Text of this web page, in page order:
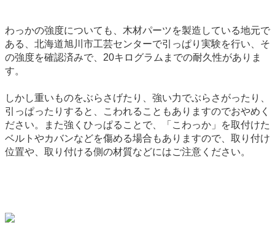
わっかの強度についても、木材パーツを製造している地元で
ある、北海道旭川市工芸センターで引っぱり実験を行い、そ
の強度を確認済みで、20キログラムまでの耐久性がありま
す。
しかし重いものをぶらさげたり、強い力でぶらさがったり、
引っぱったりすると、こわれることもありますのでおやめく
ださい。また強くひっぱることで、「こわっか」を取付けた
ベルトやカバンなどを傷める場合もありますので、取り付け
位置や、取り付ける側の材質などにはご注意ください。